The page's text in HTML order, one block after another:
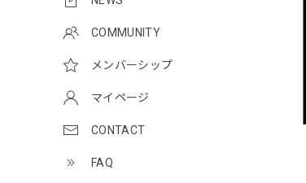
COMMUNITY
メンバーシップ
マイページ
CONTACT
FAQ